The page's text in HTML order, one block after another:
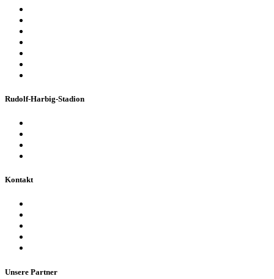
Rudolf-Harbig-Stadion
Kontakt
Unsere Partner